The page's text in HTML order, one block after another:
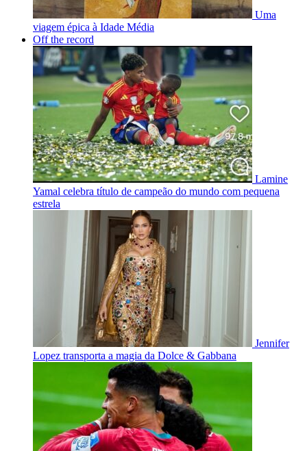
Uma
viagem épica à Idade Média
Off the record
Lamine
Yamal celebra título de campeão do mundo com pequena
estrela
Jennifer
Lopez transporta a magia da Dolce & Gabbana